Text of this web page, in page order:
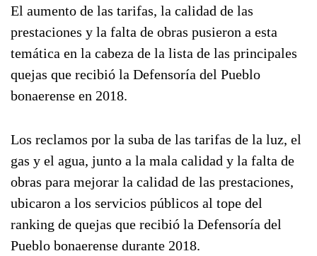
El aumento de las tarifas, la calidad de las
prestaciones y la falta de obras pusieron a esta
temática en la cabeza de la lista de las principales
quejas que recibió la Defensoría del Pueblo
bonaerense en 2018.
Los reclamos por la suba de las tarifas de la luz, el
gas y el agua, junto a la mala calidad y la falta de
obras para mejorar la calidad de las prestaciones,
ubicaron a los servicios públicos al tope del
ranking de quejas que recibió la Defensoría del
Pueblo bonaerense durante 2018.